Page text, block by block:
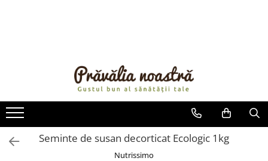
ULEIURI ȘI UNTURI
MĂSLINE
NUCI ȘI SEMINȚE
FRUCTE DESHIDRATATE
Seminte de susan decorticat Ecologic 1kg
Nutrissimo